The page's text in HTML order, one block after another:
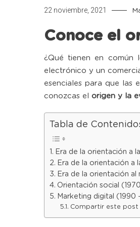
22 noviembre, 2021
Conoce el
¿Qué tienen en
electrónico y un
esenciales para que las
conozcas el origen y la
Tabla de
Era de la orientación a
Era de la orientación a
Era de la orientación
Orientación social
Marketing digital (1990
Compartir este post